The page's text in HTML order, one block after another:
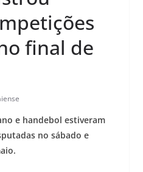
final de
e handebol estiveram
no sábado e